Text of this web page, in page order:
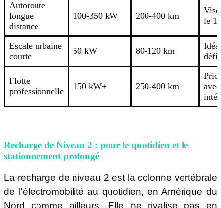
Autoroute
longue
distance
100-350 kW 200-400 km
le
Escale urbaine
courte
50 kW 80-120 km
Flotte
professionnelle
150 kW+ 250-400 km
Recharge de Niveau 2 : pour le quotidien et le
stationnement prolongé
La recharge de niveau 2 est la colonne vertébrale
de l'électromobilité au quotidien, en Amérique du
Nord comme ailleurs. Elle ne rivalise pas en